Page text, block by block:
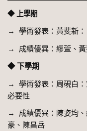
◆ 上學期
→ 學術發表：黃斐新：
→ 成績優異：繆萱、黃
◆ 下學期
→ 學術發表：周硯白：
必要性
→ 成績優異：陳姿均、
豪、陳昌岳